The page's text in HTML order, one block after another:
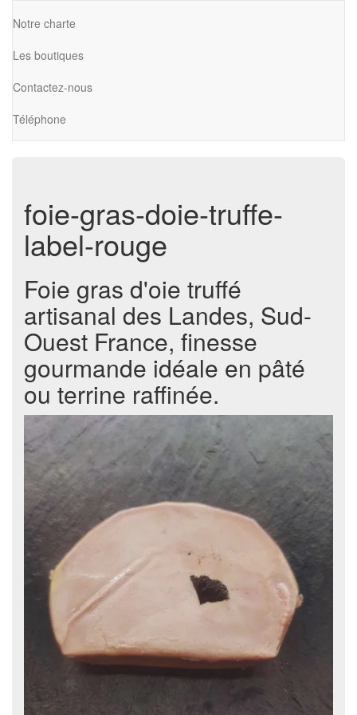
Notre charte
Les boutiques
Contactez-nous
Téléphone
foie-gras-doie-truffe-
label-rouge
Foie gras d'oie truffé
artisanal des Landes, Sud-
Ouest France, finesse
gourmande idéale en pâté
ou terrine raffinée.